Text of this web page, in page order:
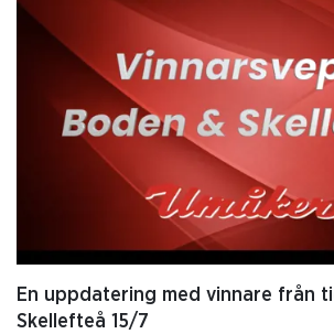
En uppdatering med vinnare från
Skellefteå 15/7